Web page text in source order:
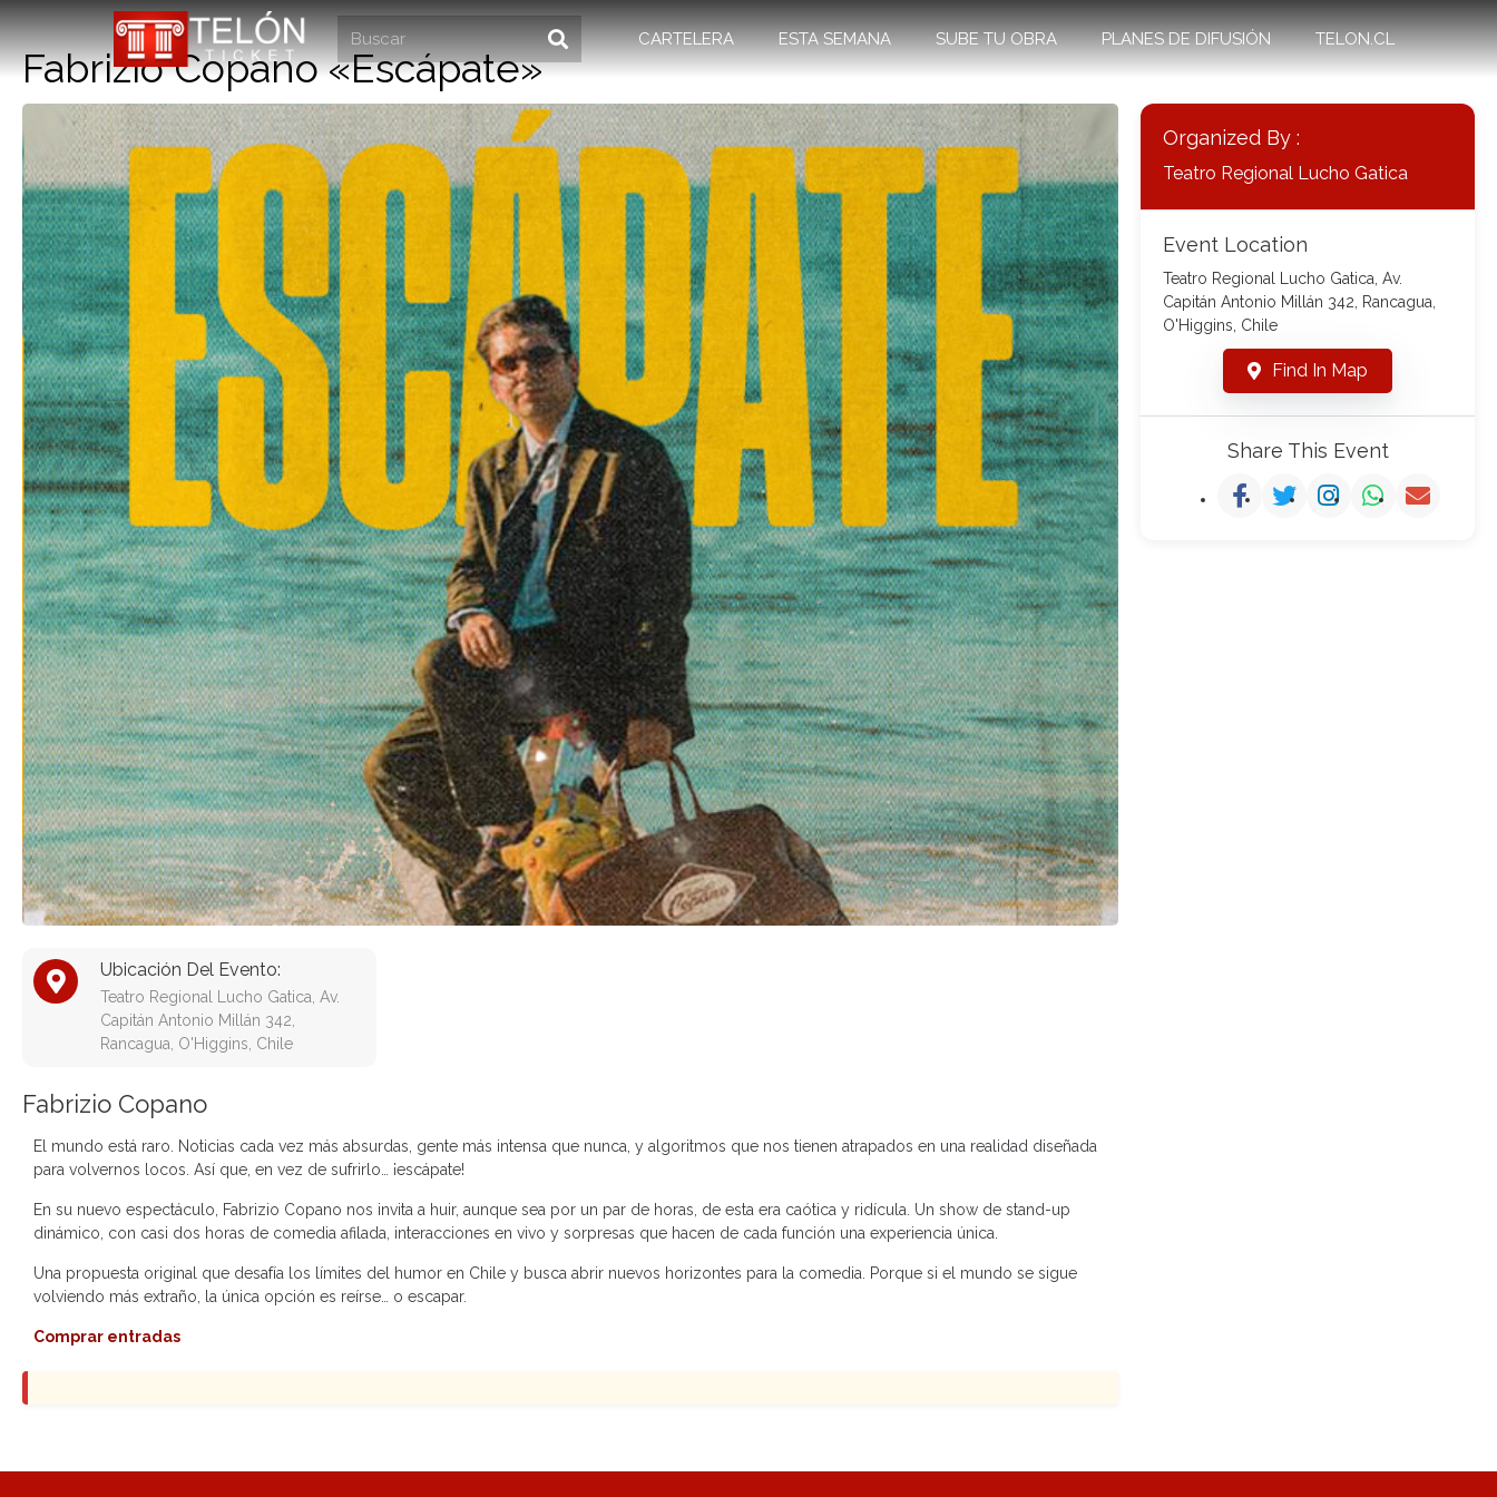
CARTELERA ESTA SEMANA SUBE TU OBRA PLANES DE DIFUSIÓN TELON.CL
Fabrizio Copano «Escápate»
Ubicación Del Evento:
Teatro Regional Lucho Gatica, Av.
Capitán Antonio Millán 342,
Rancagua, O'Higgins, Chile
Fabrizio Copano
El mundo está raro. Noticias cada vez más absurdas, gente más intensa que nunca, y algoritmos que nos tienen atrapados en una realidad diseñada
para volvernos locos. Así que, en vez de sufrirlo… ¡escápate!
En su nuevo espectáculo, Fabrizio Copano nos invita a huir, aunque sea por un par de horas, de esta era caótica y ridícula. Un show de stand-up
dinámico, con casi dos horas de comedia afilada, interacciones en vivo y sorpresas que hacen de cada función una experiencia única.
Una propuesta original que desafía los límites del humor en Chile y busca abrir nuevos horizontes para la comedia. Porque si el mundo se sigue
volviendo más extraño, la única opción es reírse… o escapar.
Comprar entradas
Organized By :
Teatro Regional Lucho Gatica
Event Location
Teatro Regional Lucho Gatica, Av.
Capitán Antonio Millán 342, Rancagua,
O'Higgins, Chile
Find In Map
Share This Event